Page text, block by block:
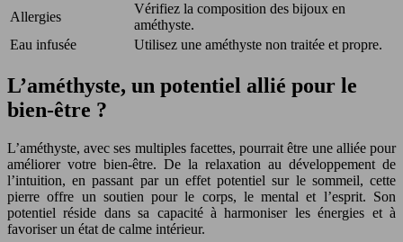
Allergies
Vérifiez la composition des bijoux en
améthyste.
Eau infusée
Utilisez une améthyste non traitée et propre.
L’améthyste, un potentiel allié pour le
bien-être ?
L’améthyste, avec ses multiples facettes, pourrait être une alliée pour
améliorer votre bien-être. De la relaxation au développement de
l’intuition, en passant par un effet potentiel sur le sommeil, cette
pierre offre un soutien pour le corps, le mental et l’esprit. Son
potentiel réside dans sa capacité à harmoniser les énergies et à
favoriser un état de calme intérieur.